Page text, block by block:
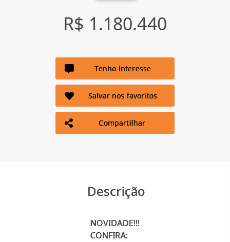
R$ 1.180.440
Tenho interesse
Salvar nos favoritos
Compartilhar
Descrição
NOVIDADE!!!
CONFIRA: